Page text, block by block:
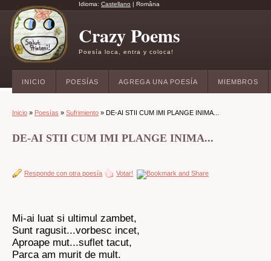
Idioma: Castellano | Româna
Crazy Poems
Poesía loca, entra y coloca!
INICIO POESÍAS AGREGA UNA POESÍA MIEMBROS
Inicio » Poesías » Sufrimiento » DE-AI STII CUM IMI PLANGE INIMA...
DE-AI STII CUM IMI PLANGE INIMA...
Responde con otra poesía Votar!
Mi-ai luat si ultimul zambet,
Sunt ragusit...vorbesc incet,
Aproape mut...suflet tacut,
Parca am murit de mult.